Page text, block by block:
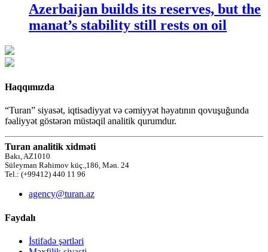
Azerbaijan builds its reserves, but the
manat’s stability still rests on oil
Haqqımızda
“Turan” siyasət, iqtisadiyyat və cəmiyyət həyatının qovuşuğunda
fəaliyyət göstərən müstəqil analitik qurumdur.
Turan analitik xidməti
Bakı, AZ1010
Süleyman Rəhimov küç.,186, Mən. 24
Tel.: (+99412) 440 11 96
agency@turan.az
Faydalı
İstifadə şərtləri